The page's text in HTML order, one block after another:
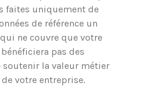
faites uniquement de
de référence un
ne couvre que votre
pas des
la valeur métier
votre entreprise.